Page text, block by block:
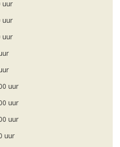
uur
uur
uur
uur
uur
uur
uur